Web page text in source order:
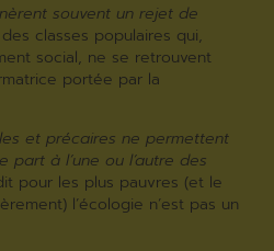
souvent un rejet de
classes populaires qui,
social, ne se retrouvent
portée par la
et précaires ne permettent
à l’une ou l’autre des
pour les plus pauvres (et le
l’écologie n’est pas un